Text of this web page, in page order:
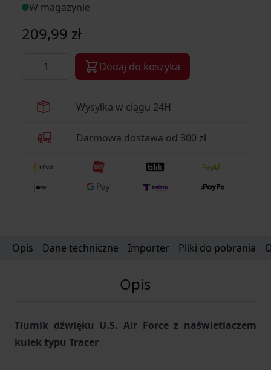
mechanizm naświetlający kulki. Aby tłumik działał
efektywnie, niezbędne są fosforyzujące kulkitypu
tracer.Tłumik posiada gwint lewoskrętny 14mm.
W magazynie
209,99 zł
Dodaj do koszyka
Wysyłka w ciągu 24H
Darmowa dostawa od 300 zł
Opis Dane techniczne Importer Pliki do pobrania
Opis
Tłumik dźwięku U.S. Air Force z naświetlaczem
kulek typu Tracer